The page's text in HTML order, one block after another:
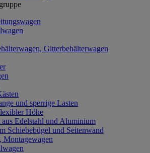
Gitterbehälterwagen
und sperrige Lasten
Höhe
aus Edelstahl und Aluminium
Schiebebügel und Seitenwand
Montagewagen